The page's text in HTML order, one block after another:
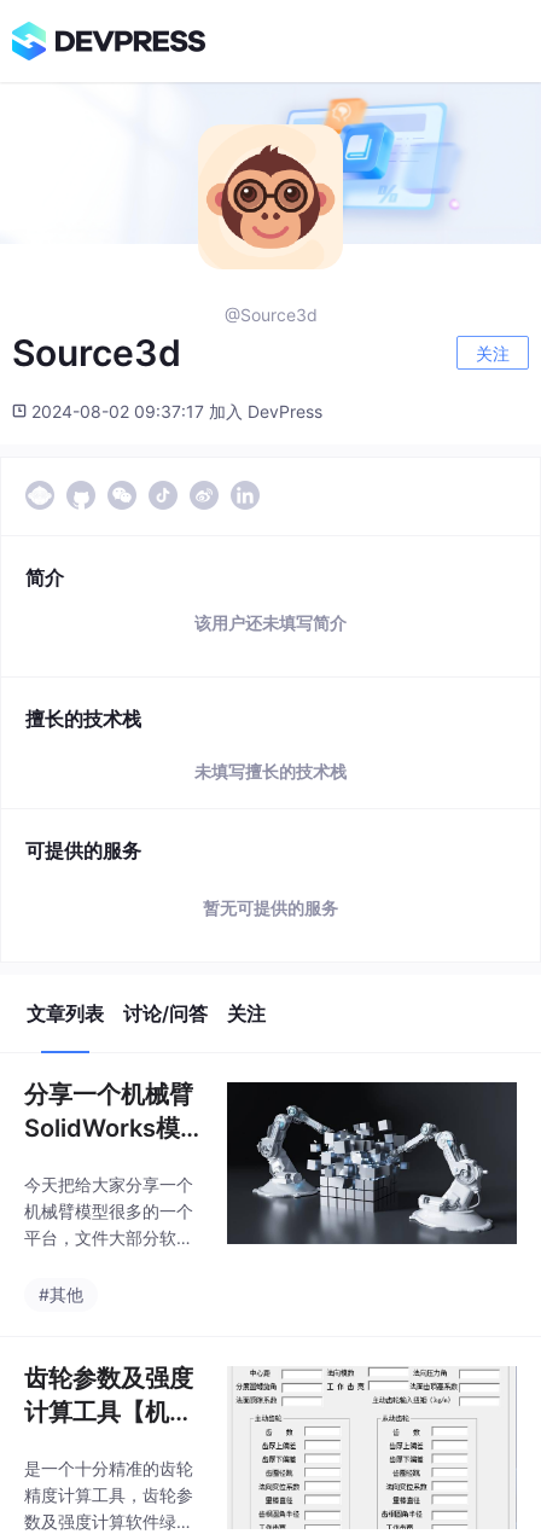
@Source3d
Source3d 关注
2024-08-02 09:37:17 加入 DevPress
简介
该用户还未填写简介
擅长的技术栈
未填写擅长的技术栈
可提供的服务
暂无可提供的服务
文章列表 讨论/问答 关注
分享一个机械臂
SolidWorks模
点给大家！！
今天把给大家分享一个
机械臂模型很多的一个
平台，文件大部分软件
了，例如SolidWorks、
设计软件，源文件都能
直接下载，还能一键插
入CAD软件中，用起来
料见文末，若商用请取
得原作者的授权！
#其他
齿轮参数及强度
计算工具【机械
是一个十分精准的齿轮
精度计算工具，齿轮参
数及强度计算软件绿色